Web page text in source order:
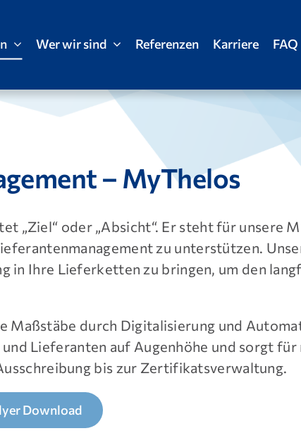
Wer wir sind Referenzen Karriere FAQ
– MyThelos
„Ziel“ oder „Absicht“. Er steht für unsere
zu unterstützen.
in Ihre Lieferketten zu bringen, um den
Maßstäbe durch Digitalisierung und
Lieferanten auf Augenhöhe und sorgt für
bis zur Zertifikatsverwaltung.
Download